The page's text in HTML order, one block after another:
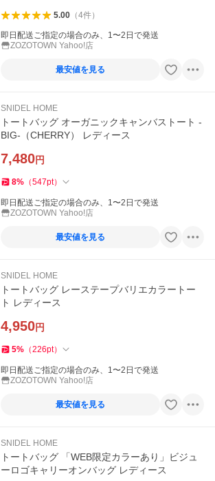
5.00（4件）
即日配送ご指定の場合のみ、1〜2日で発送
ZOZOTOWN Yahoo!店
最安値を見る
SNIDEL HOME
トートバッグ オーガニックキャンバストート -
BIG-（CHERRY） レディース
7,480円
8% （547pt）
即日配送ご指定の場合のみ、1〜2日で発送
ZOZOTOWN Yahoo!店
最安値を見る
SNIDEL HOME
トートバッグ レーステープバリエカラートー
ト レディース
4,950円
5% （226pt）
即日配送ご指定の場合のみ、1〜2日で発送
ZOZOTOWN Yahoo!店
最安値を見る
SNIDEL HOME
トートバッグ 「WEB限定カラーあり」ビジュ
ーロゴキャリーオンバッグ レディース